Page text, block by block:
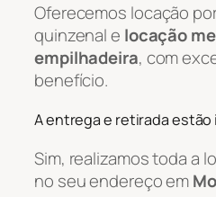
Oferecemos locação
quinzenal e locação
empilhadeira, com
benefício.
A entrega e retirada estão
Sim, realizamos toda a
no seu endereço em